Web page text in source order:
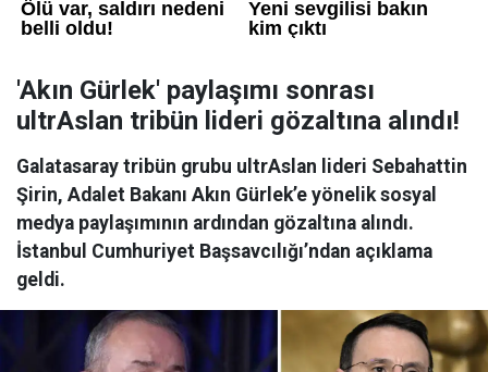
'Akın Gürlek' paylaşımı sonrası
ultrAslan tribün lideri gözaltına alındı!
Galatasaray tribün grubu ultrAslan lideri Sebahattin
Şirin, Adalet Bakanı Akın Gürlek’e yönelik sosyal
medya paylaşımının ardından gözaltına alındı.
İstanbul Cumhuriyet Başsavcılığı’ndan açıklama
geldi.